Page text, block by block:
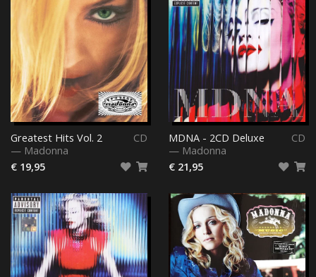
CD
Greatest Hits Vol. 2
— Madonna
€ 19,95
CD
MDNA - 2CD Deluxe
— Madonna
€ 21,95